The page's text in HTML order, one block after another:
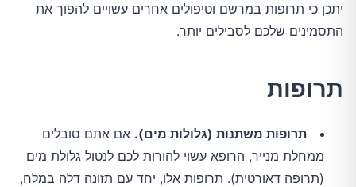
יתכן כי תרופות במרשם וטיפולים אחרים עשויים להפוך את
התסמינים שלכם לסבילים יותר.
תרופות
תרופות משתנות (גלולות מים). אם אתם סובלים
ממחלת מנייר, הרופא עשוי להורות לכם לנטול גלולת מים
(תרופה דאורטית). תרופות אלו, יחד עם תזונה דלה במלח,